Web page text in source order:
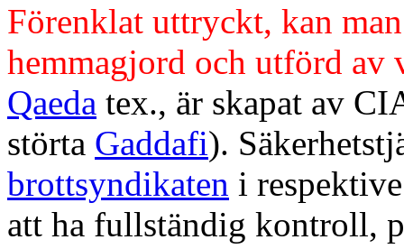
Förenklat uttryckt, kan
hemmagjord och utförd av
Qaeda tex., är skapat av
störta Gaddafi).
brottsyndikaten i
att ha fullständig kontroll,